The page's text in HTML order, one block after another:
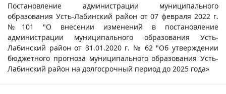
Постановление администрации муниципального
образования Усть-Лабинский район от 07 февраля 2022 г.
№101 "О внесении изменений в постановление
администрации муниципального образования Усть-
Лабинский район от 31.01.2020 г. № 62 "Об утверждении
бюджетного прогноза муниципального образования Усть-
Лабинский район на долгосрочный период до 2025 года»